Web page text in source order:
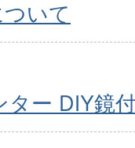
いて
ー DIY鏡